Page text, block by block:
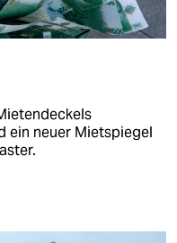
ein neuer Mietspiegel